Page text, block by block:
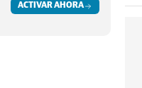
ACTIVAR AHORA